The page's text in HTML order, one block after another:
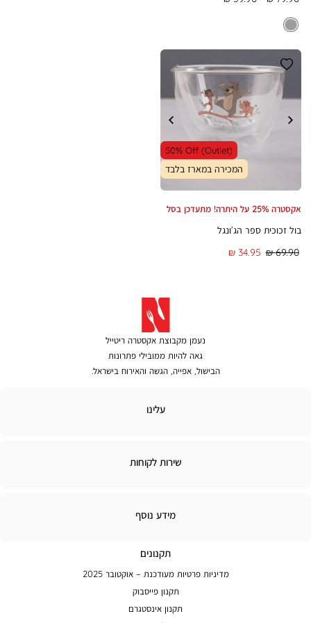
Price
50% Off (Outlet)
המכירה במארז בלבד
אקסטרה 25% על היתרה! מתעדכן בסל
בול זכוכית ספר הג’ונגל
מחיר
34.95 ₪
מחיר
69.90 ₪
נעמן מקבוצת אקסטרה ריטייל
גאה להיות ממובילי פתרונות
הבישול, אפייה, הגשה והאירוח בישראל.
עלינו
שירות לקוחות
מידע
מידע נוסף
תקנונים
מדיניות פרטיות מעודכנת – אוקטובר 2025
תקנון פייסבוק
תקנון אינסטגרם